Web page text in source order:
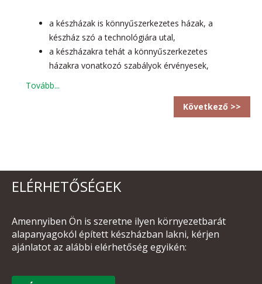
a készházak is könnyűszerkezetes házak, a
készház szó a technológiára utal,
a készházakra tehát a könnyűszerkezetes
házakra vonatkozó szabályok érvényesek,
a jogszabályi környezet egységes az egész
a készház építőnek rendelkezni kell NMÉ –vel,
Tovább...
Következő >>
ELÉRHETŐSÉGEK
Amennyiben Ön is szeretne ilyen környezetbarát
alapanyagokól épített készházban lakni, kérjen
ajánlatot az alábbi elérhetőség egyikén: